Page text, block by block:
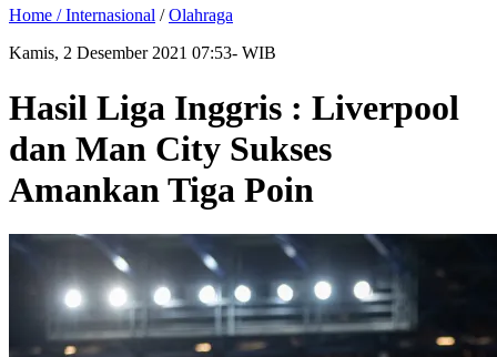
Home /Internasional /Olahraga
Kamis, 2 Desember 2021 07:53- WIB
Hasil Liga Inggris : Liverpool
dan Man City Sukses
Amankan Tiga Poin